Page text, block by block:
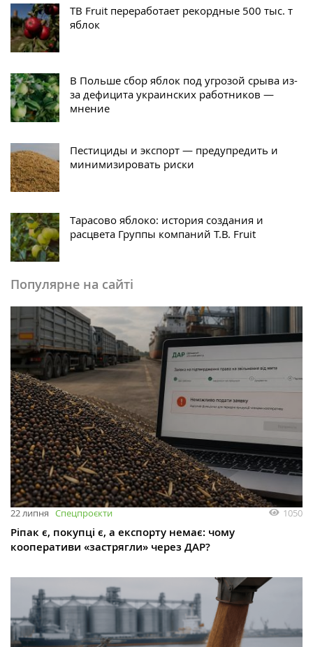
TB Fruit переработает рекордные 500 тыс. т
яблок
В Польше сбор яблок под угрозой срыва из-
за дефицита украинских работников —
мнение
Пестициды и экспорт — предупредить и
минимизировать риски
Тарасово яблоко: история создания и
расцвета Группы компаний T.B. Fruit
Популярне на сайті
22 липня Спецпроєкти 1050
Ріпак є, покупці є, а експорту немає: чому
кооперативи «застрягли» через ДАР?